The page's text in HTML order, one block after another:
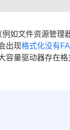
如文件资源管理
出现格式化没有
容量驱动器存在